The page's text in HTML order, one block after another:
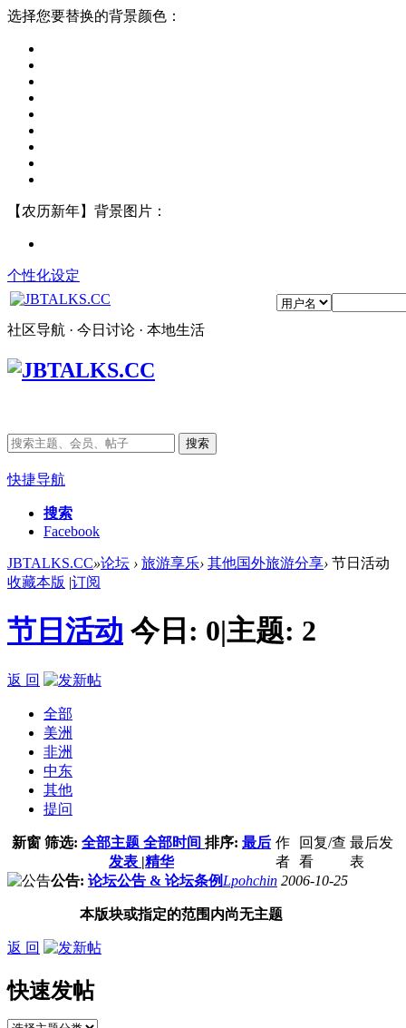
选择您要替换的背景颜色：
【农历新年】背景图片：
个性化设定
社区导航 · 今日讨论 · 本地生活
搜索
快捷导航
搜索
Facebook
JBTALKS.CC»论坛 › 旅游享乐› 其他国外旅游分享› 节日活动
收藏本版 |订阅
节日活动 今日: 0|主题: 2
返 回
全部
美洲
非洲
中东
其他
提问
新窗 筛选: 全部主题 全部时间 排序: 最后
发表 |精华
作
者
回复/查
看
最后发
表
公告: 论坛公告 & 论坛条例 Lpohchin 2006-10-25
本版块或指定的范围内尚无主题
返 回
快速发帖